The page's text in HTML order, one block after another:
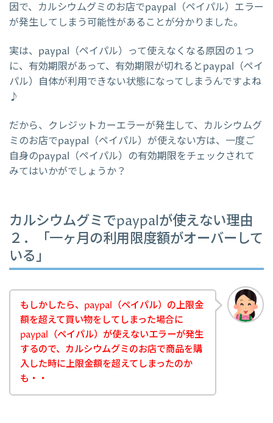
因で、カルシウムグミのお店でpaypal（ペイパル）エラー
が発生してしまう可能性があることが分かりました。
実は、paypal（ペイパル）って使えなくなる原因の１つ
に、有効期限があって、有効期限が切れるとpaypal（ペイ
パル）自体が利用できない状態になってしまうんですよね
♪
だから、クレジットカーエラーが発生して、カルシウムグ
ミのお店でpaypal（ペイパル）が使えない方は、一度ご
自身のpaypal（ペイパル）の有効期限をチェックされて
みてはいかがでしょうか？
カルシウムグミでpaypalが使えない理由
２．「一ヶ月の利用限度額がオーバーして
いる」
もしかしたら、paypal（ペイパル）の上限金
額を超えて買い物をしてしまった場合に
paypal（ペイパル）が使えないエラーが発生
するので、カルシウムグミのお店で商品を購
入した時に上限金額を超えてしまったのか
も・・